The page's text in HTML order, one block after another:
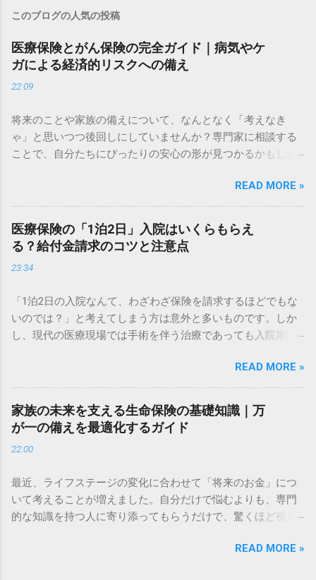
このブログの人気の投稿
医療保険とがん保険の完全ガイド｜病気やケ
ガによる経済的リスクへの備え
22:09
将来のことや家族の備えについて、なんとなく「考えなき
ゃ」と思いつつ後回しにしていませんか？専門家に相談する
ことで、自分たちにぴったりの安心の形が見つかるかもしれ
将来の不安を解消！専門家による個別アドバイスはこちら
「もし病気で入院することになったら、貯金だけで足りるだ
ろうか……」 健康なときこそ、将来の医療費に対する不安は頭
をよぎるものです。日本は公的医療保険が充実している国で
すが、すべての費用がカバーされるわけではありません。 特
に近年、医療技術の進歩に伴い、入院期間の短縮や通院治療
古い保険に入ったままでは、いざというときに十分なサポー
トを受けられない可能性もあります。 この記事では、公的制
度の仕組みを正しく理解した上で、自分にぴったりの医療保
すく解説します。 公的医療保険制度を補完する民間医療保険
の必要性 日本の公的医療保険（健康保険）は非常に優秀で
す。しかし、民間保険が必要とされる理由は、制度の「外」
にある費用にあります。 高額療養費制度でカバーできない
ります。これにより、窓口で支払う医療費そのものは一定額
に抑えられます。 しかし、以下の費用は全額自己負担とな
り、この制度の対象外です。 差額ベッド代： 希望して個室や
少人数部屋に入った際の費用 入院中の食事代： 1食あたり数
百円の標準負担額 日用品・衣類のレンタル料： パジャマやタ
READ MORE »
医療保険の「1泊2日」入院はいくらもらえ
る？給付金請求のコツと注意点
23:34
「1泊2日の入院なんて、わざわざ保険を請求するほどでもな
いのでは？」と考えてしまう方は意外と多いものです。しか
し、現代の医療現場では手術を伴う治療であっても入院期間
となっています。 実は、1泊2日の入院でも、契約内容によっ
ては数万円から十数万円の給付金を受け取れる可能性があり
ます。一方で、請求のタイミングや必要書類を間違えると、
受け取れるはずのお金が減ってしまったり、手間ばかりかか
って損をしたりすることもあります。 この記事では、医療保
険やがん保険における「1泊2日」の給付金請求に焦点を当
費用で赤字にならないための秘策をプロの視点から徹底解説
します。 1. 1泊2日の入院で受け取れる給付金の計算方法 ま
ず、1泊2日の入院をした場合に、自分の保険からいくら支払
の世界では、入院日数は「1泊2日」であれば**「2日間」**と
READ MORE »
家族の未来を支える生命保険の基礎知識｜万
が一の備えを最適化するガイド
22:00
最近、ライフステージの変化に合わせて「将来のお金」につ
いて考えることが増えました。自分だけで悩むよりも、専門
的な知識を持つ人に寄り添ってもらうだけで、驚くほど視界
みませんか。 ✅ [今の自分に最適な備えを無料で相談してみ
READ MORE »